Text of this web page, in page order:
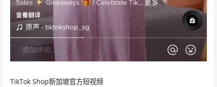
TikTok Shop新加坡官方短视频